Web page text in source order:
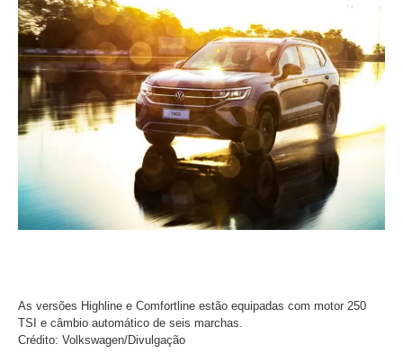
As versões Highline e Comfortline estão equipadas com motor 250
TSI e câmbio automático de seis marchas.
Crédito: Volkswagen/Divulgação